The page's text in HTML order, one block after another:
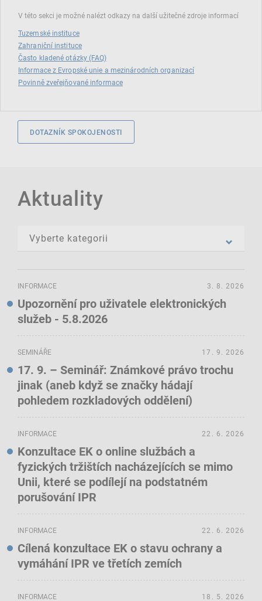
V této sekci je možné nalézt odkazy na další užitečné zdroje informací
Tuzemské instituce
Zahraniční instituce
Často kladené otázky (FAQ)
Informace z Evropské unie a mezinárodních organizací
Povinně zveřejňované informace
DOTAZNÍK SPOKOJENOSTI
Aktuality
INFORMACE
Upozornění pro uživatele elektronických
služeb - 5.8.2026
3. 8. 2026
SEMINÁŘE
17. 9. – Seminář: Známkové právo trochu
jinak (aneb když se značky hádají
pohledem rozkladových oddělení)
17. 9. 2026
INFORMACE
Konzultace EK o online službách a
fyzických tržištích nacházejících se mimo
Unii, které se podílejí na podstatném
porušování IPR
22. 6. 2026
INFORMACE
Cílená konzultace EK o stavu ochrany a
vymáhání IPR ve třetích zemích
22. 6. 2026
INFORMACE 18. 5. 2026